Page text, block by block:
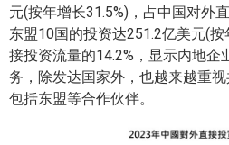
元(按年增长31.5%)，占中国对外
东盟10国的投资达251.2亿美元(
接投资流量的14.2%，显示内地企
务，除发达国家外，也越来越重视
包括东盟等合作伙伴。